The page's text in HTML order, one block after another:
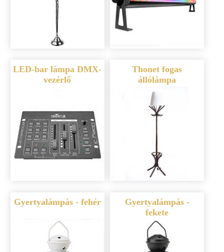
LED-bar lámpa DMX-
vezérlő
Thonet fogas
állólámpa
Gyertyalámpás - fehér
Gyertyalámpás -
fekete